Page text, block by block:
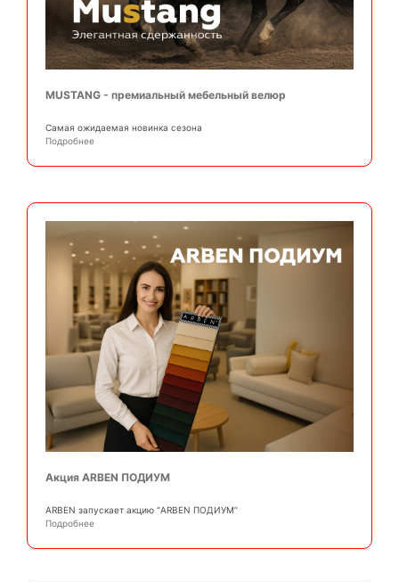
MUSTANG - премиальный мебельный велюр
Самая ожидаемая новинка сезона
Подробнее
Акция ARBEN ПОДИУМ
АRBEN запускает акцию “ARBEN ПОДИУМ”
Подробнее